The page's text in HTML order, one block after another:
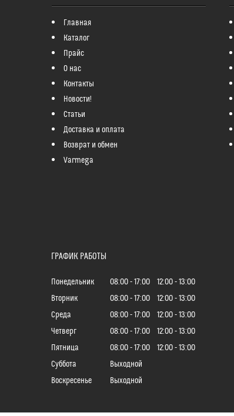
Главная
Каталог
Прайс
О нас
Контакты
Новости!
Статьи
Доставка и оплата
Возврат и обмен
Varmega
ГРАФИК РАБОТЫ
Понедельник 08:00 17:00 12:00
13:00
Вторник
08:00 17:00 12:00
13:00
Среда
08:00 17:00 12:00
13:00
Четверг
08:00 17:00 12:00
13:00
Пятница
08:00 17:00 12:00
13:00
Суббота
Выходной
Воскресенье
Выходной